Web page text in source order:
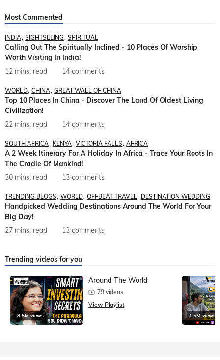
Most Commented
INDIA SIGHTSEEING SPIRITUAL
Calling Out The Spiritually Inclined - 10 Places Of Worship
Worth Visiting In India!
12 mins. read
14 comments
WORLD CHINA GREAT WALL OF CHINA
Top 10 Places In China - Discover The Land Of Oldest Living
Civilization!
22 mins. read
14 comments
SOUTH AFRICA KENYA VICTORIA FALLS AFRICA
A 2 Week Itinerary For A Holiday In Africa - Trace Your Roots In
The Cradle Of Mankind!
30 mins. read
13 comments
TRENDING BLOGS WORLD OFFBEAT TRAVEL DESTINATION WEDDING
Handpicked Wedding Destinations Around The World For Your
Big Day!
27 mins. read
13 comments
Trending videos for you
8.5M views
Around The World
79 videos
View Playlist
1.5M views